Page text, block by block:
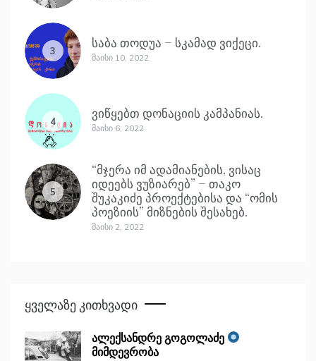
3 საბა თოდუა – სკამად ვიქეცი.
Მაისი 10, 2022
4 ვიწყებთ დონაციის კამპანიას.
Მაისი 6, 2022
5
“მჯერა იმ ადამიანების, ვისაც
იდეებს ვუზიარებ” – თაკო
შუკაკიძე პროექტებისა და “ომის
პოეზიის” მიზნების შესახებ.
Მაისი 2, 2022
Ყველაზე Კითხვადი
ალექსანდრე გოგოლაძე
მიმდევრობა